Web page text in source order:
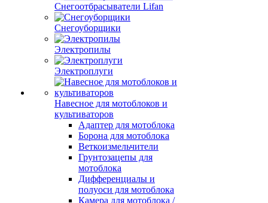
Снегоотбрасыватели Lifan
Снегоуборщики
Электропилы
Электроплуги
Навесное для мотоблоков и
культиваторов
Адаптер для мотоблока
Борона для мотоблока
Веткоизмельчители
Грунтозацепы для
мотоблока
Дифференциалы и
полуоси для мотоблока
Камера для мотоблока /